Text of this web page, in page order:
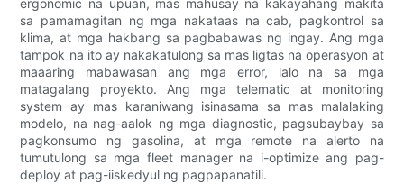
ergonomic na upuan, mas mahusay na kakayahang makita
sa pamamagitan ng mga nakataas na cab, pagkontrol sa
klima, at mga hakbang sa pagbabawas ng ingay. Ang mga
tampok na ito ay nakakatulong sa mas ligtas na operasyon at
maaaring mabawasan ang mga error, lalo na sa mga
matagalang proyekto. Ang mga telematic at monitoring
system ay mas karaniwang isinasama sa mas malalaking
modelo, na nag-aalok ng mga diagnostic, pagsubaybay sa
pagkonsumo ng gasolina, at mga remote na alerto na
tumutulong sa mga fleet manager na i-optimize ang pag-
deploy at pag-iiskedyul ng pagpapanatili.